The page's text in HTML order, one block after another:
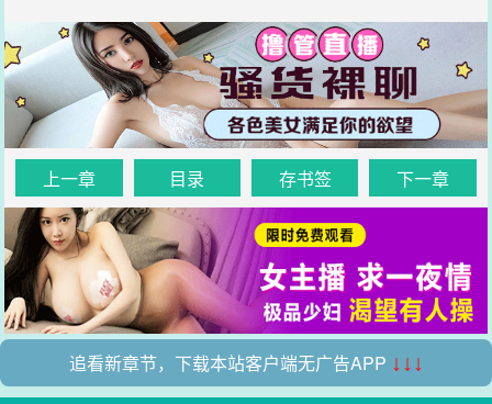
上一章 目录 存书签 下一章
追看新章节，下载本站客户端无广告APP ↓↓↓